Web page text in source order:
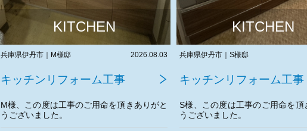
KITCHEN
兵庫県伊丹市｜S様邸 2026.07.27
キッチンリフォーム工事
S様、この度は工事のご用命を頂きありがと
うございました。
今後とも宜しくお願いいたします。
KITCHEN
大阪府東大阪市｜M様邸
キッチンリフォーム工事
M様、この度は工事のご用命を頂
うございました。